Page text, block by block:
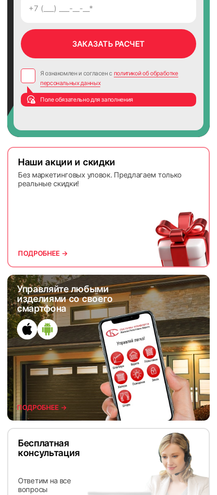
Управляйте любыми
изделиями со своего
смартфона
ПОДРОБНЕЕ →
Наши акции и скидки
Без маркетинговых уловок. Предлагаем только
реальные скидки!
ПОДРОБНЕЕ →
Бесплатная
консультация
Ответим на все
вопросы
Я ознакомлен и согласен с политикой об обработке
персональных данных
Поле обязательно для заполнения